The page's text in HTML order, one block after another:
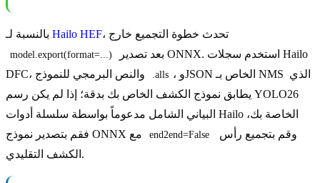
Hailo HEF ، تحدث خطوة التجميع خارج
model.export(format=...)
.alls ، وJSON الخاص بـ NMS الذي
يطابق نموذج الكشف الخاص بك بدقة؛ إذا لم يكن رسم YOLO26
البياني الشامل مدعوماً بواسطة سلسلة أدوات Hailo الخاصة بك،
end2end=False
الكشف التقليدي.